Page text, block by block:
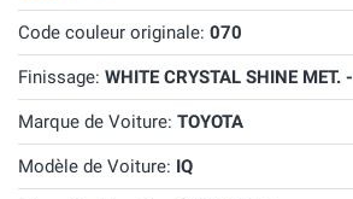
Code couleur originale: 070
Finissage: WHITE CRYSTAL SHINE MET.
Marque de Voiture: TOYOTA
Modèle de Voiture: IQ